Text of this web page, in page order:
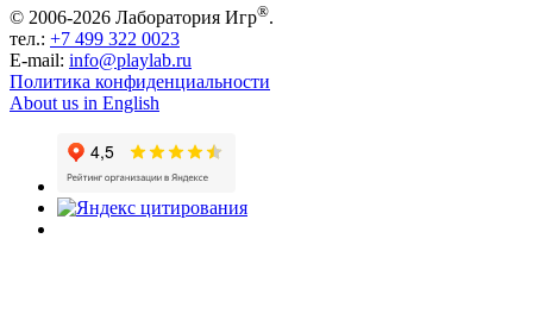
© 2006-2026 Лаборатория Игр®.
тел.: +7 499 322 0023
E-mail: info@playlab.ru
Политика конфиденциальности
About us in English